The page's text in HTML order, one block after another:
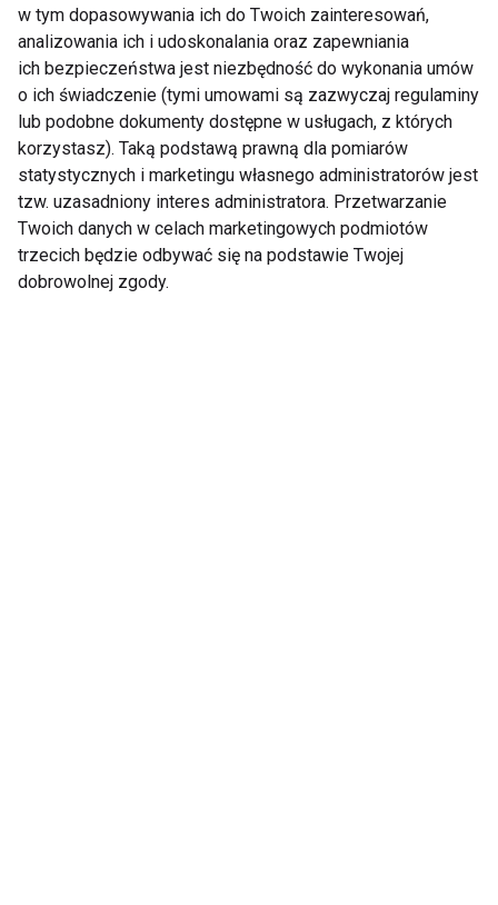
Specjaliści podkreślają również, że bardzo ważny
jest okres po zabiegu. Kontynuowanie palenia może
znacząco ograniczyć efekty nawet prawidłowo
przeprowadzonej operacji.
Sukces leczenia zależy również od pacjenta
Współczesna ortopedia daje ogromne możliwości
leczenia, jednak sam zabieg to dopiero początek
procesu powrotu do sprawności.
w tym dopasowywania ich do Twoich zainteresowań,
analizowania ich i udoskonalania oraz zapewniania
ich bezpieczeństwa jest niezbędność do wykonania umów
o ich świadczenie (tymi umowami są zazwyczaj regulaminy
lub podobne dokumenty dostępne w usługach, z których
korzystasz). Taką podstawą prawną dla pomiarów
statystycznych i marketingu własnego administratorów jest
tzw. uzasadniony interes administratora. Przetwarzanie
Twoich danych w celach marketingowych podmiotów
trzecich będzie odbywać się na podstawie Twojej
dobrowolnej zgody.